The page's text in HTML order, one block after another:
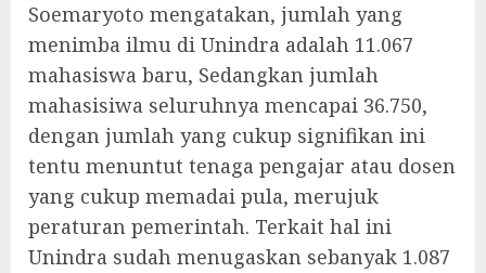
Soemaryoto mengatakan, jumlah yang
menimba ilmu di Unindra adalah 11.067
mahasiswa baru, Sedangkan jumlah
mahasisiwa seluruhnya mencapai 36.750,
dengan jumlah yang cukup signifikan ini
tentu menuntut tenaga pengajar atau dosen
yang cukup memadai pula, merujuk
peraturan pemerintah. Terkait hal ini
Unindra sudah menugaskan sebanyak 1.087